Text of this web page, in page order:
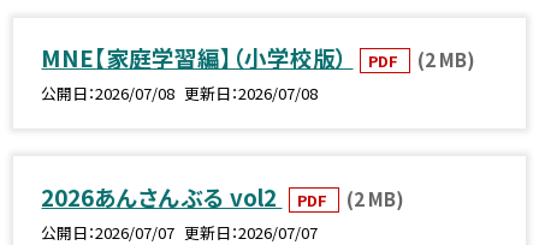
MNE【家庭学習編】（小学校版） PDF (2 MB)
公開日 2026/07/08 更新日 2026/07/08
2026あんさんぶる vol2 PDF (2 MB)
公開日 2026/07/07 更新日 2026/07/07